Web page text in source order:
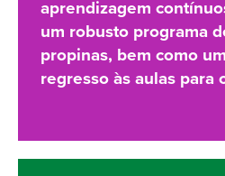
aprendizagem
um robusto programa
propinas, bem como
regresso às aulas para